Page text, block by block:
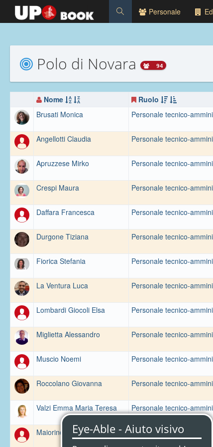
Personale
Polo di Novara 94
Nome Ruolo
Brusati Monica
Personale tecnico-
Angellotti Claudia
Personale tecnico-
Apruzzese Mirko
Personale tecnico-
Crespi Maura
Personale tecnico-
Daffara Francesca
Personale tecnico-
Durgone Tiziana
Personale tecnico-
Fiorica Stefania
Personale tecnico-
La Ventura Luca
Personale tecnico-
Lombardi Giocoli Elsa
Personale tecnico-
Miglietta Alessandro
Personale tecnico-
Muscio Noemi
Personale tecnico-
Roccolano Giovanna
Personale tecnico-
Valzi Emma Maria Teresa
Personale tecnico-
Maiorino Gaia
Personale tecnico-